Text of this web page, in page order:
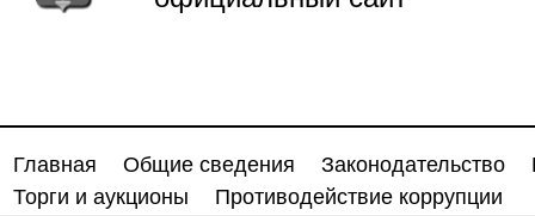
Главная Общие сведения Законодательство
Торги и аукционы
Противодействие коррупции